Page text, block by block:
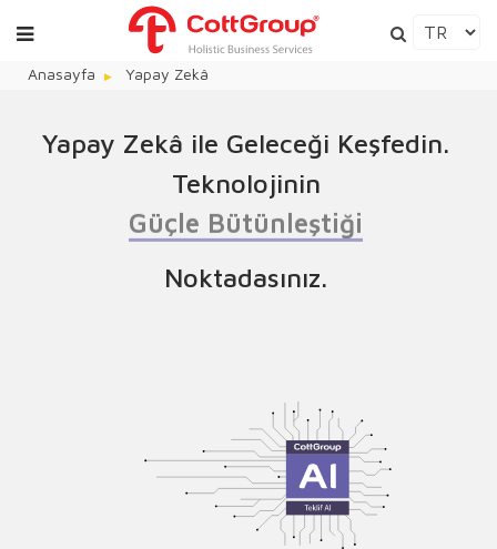
Anasayfa Yapay Zekâ
Yapay Zekâ ile Geleceği Keşfedin.
Teknolojinin
Güçle Bütünleştiği
Noktadasınız.